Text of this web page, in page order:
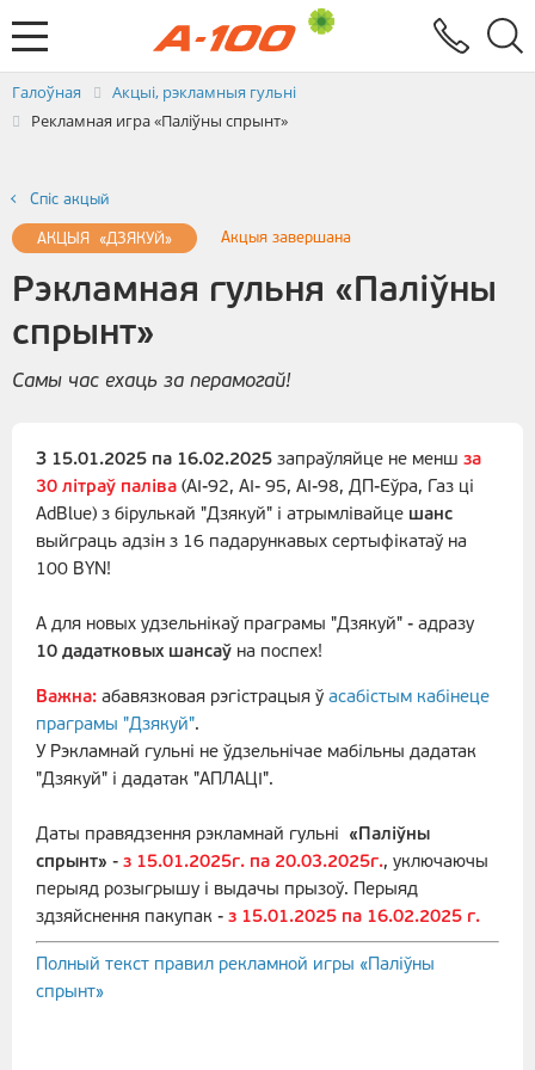
Зваротная сувязь
Паслугi
Заяўка на выстаўленне ЭРФ
Галоўная
Акцыі, рэкламныя гульні
Рекламная игра «Паліўны спрынт»
Спiс акцый
АКЦЫЯ «ДЗЯКУЙ» Акцыя завершана
Рэкламная гульня «Паліўны
спрынт»
Самы час ехаць за перамогай!
З 15.01.2025 па 16.02.2025 запраўляйце не менш за
30 літраў паліва (АІ-92, АІ- 95, АІ-98, ДП-Еўра, Газ ці
AdBlue) з бірулькай "Дзякуй" і атрымлівайце шанс
выйграць адзін з 16 падарункавых сертыфікатаў на
100 BYN!
А для новых удзельнікаў праграмы "Дзякуй" - адразу
10 дадатковых шансаў на поспех!
Важна: абавязковая рэгістрацыя ў асабістым кабінеце
праграмы "Дзякуй".
У Рэкламнай гульні не ўдзельнічае мабільны дадатак
"Дзякуй" і дадатак "АПЛАЦІ".
Даты правядзення рэкламнай гульні «Паліўны
спрынт» - з 15.01.2025г. па 20.03.2025г., уключаючы
перыяд розыгрышу і выдачы прызоў. Перыяд
здзяйснення пакупак - з 15.01.2025 па 16.02.2025 г.
Полный текст правил рекламной игры «Паліўны
спрынт»